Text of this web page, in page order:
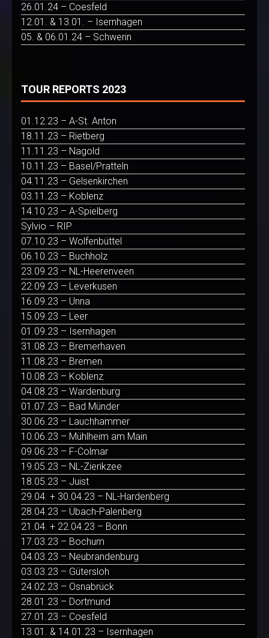
26.01.24 – Coesfeld
12.01. & 13.01. – Isernhagen
05. & 06.01.24 – Schwerin
TOUR REPORTS 2023
01.12.23 – A-St. Anton
18.11.23 – Rietberg
11.11.23 – Nagold
10.11.23 – Basel/Pratteln
04.11.23 – Gelsenkirchen
03.11.23 – Koblenz
14.10.23 – A-Spielberg
Sylvio – RIP
07.10.23 – Wolfenbüttel
06.10.23 – Buchholz
23.09.23 – NL-Heerenveen
22.09.23 – Leverkusen
16.09.23 – Unna
15.09.23 – Leer
01.09.23 – Isernhagen
31.08.23 – Bremerhaven
11.08.23 – Bremen
10.08.23 – Koblenz
04.08.23 – Wardenburg
01.07.23 – Bad Münder
30.06.23 – Lauchhammer
10.06.23 – Mühlheim am Main
09.06.23 – F-Colmar
19.05.23 – NL-Zierikzee
18.05.23 – Juist
29.04. + 30.04.23 – NL-Hardenberg
28.04.23 – Übach-Palenberg
21.04. + 22.04.23 – Bonn
17.03.23 – Bochum
04.03.23 – Neubrandenburg
03.03.23 – Gütersloh
24.02.23 – Osnabrück
28.01.23 – Dortmund
27.01.23 – Coesfeld
13.01. & 14.01.23 – Isernhagen